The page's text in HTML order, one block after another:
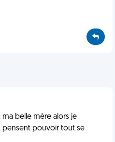
belle mère alors je
pensent pouvoir tout se